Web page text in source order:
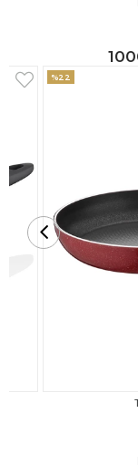
%47